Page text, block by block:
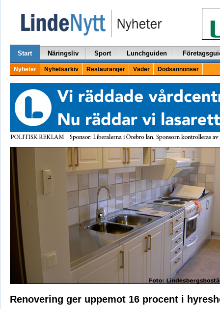
Start Näringsliv Sport Lunchguiden
Nyheter Nyhetsarkiv Restauranger Väder Dödsannonser
Renovering ger uppemot 16 procent i